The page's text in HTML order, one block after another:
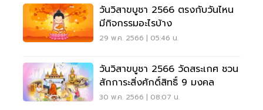
วันวิสาขบูชา 2566 ตรงกับวันไหน
มีกิจกรรมอะไรบ้าง
29 พ.ค. 2566 | 05:46 น.
วันวิสาขบูชา 2566 วัดสระเกศ ชวน
สักการะสิ่งศักดิ์สิทธิ์ 9 มงคล
30 พ.ค. 2566 | 08:07 น.